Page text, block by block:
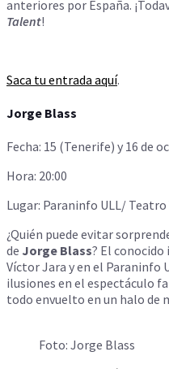
anteriores por España.
Talent!
Saca tu entrada aquí.
Jorge Blass
Fecha: 15 (Tenerife) y 16 de
Hora: 20:00
Lugar: Paraninfo ULL/
¿Quién puede evitar
de Jorge Blass? El
Víctor Jara y en el Paraninfo
ilusiones en el espectáculo
todo envuelto en un halo
Foto: Jorge Blass